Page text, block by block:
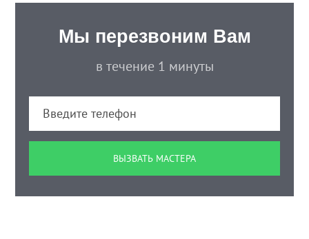
Мы перезвоним Вам
в течение 1 минуты